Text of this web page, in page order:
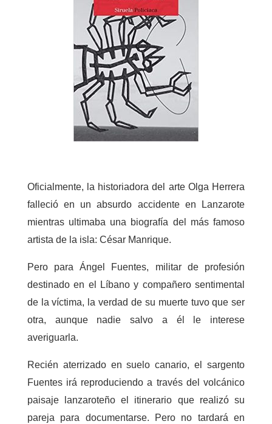
Oficialmente, la historiadora del arte Olga Herrera
falleció en un absurdo accidente en Lanzarote
mientras ultimaba una biografía del más famoso
artista de la isla: César Manrique.
Pero para Ángel Fuentes, militar de profesión
destinado en el Líbano y compañero sentimental
de la víctima, la verdad de su muerte tuvo que ser
otra, aunque nadie salvo a él le interese
averiguarla.
Recién aterrizado en suelo canario, el sargento
Fuentes irá reproduciendo a través del volcánico
paisaje lanzaroteño el itinerario que realizó su
pareja para documentarse. Pero no tardará en